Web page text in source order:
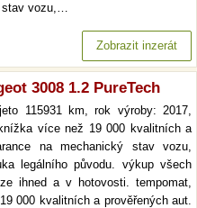
stav vozu,…
Zobrazit inzerát
3008 1.2 PureTech
115931 km, rok výroby: 2017,
více než 19 000 kvalitních a
na mechanický stav vozu,
legálního původu. výkup všech
ihned a v hotovosti. tempomat,
000 kvalitních a prověřených aut.